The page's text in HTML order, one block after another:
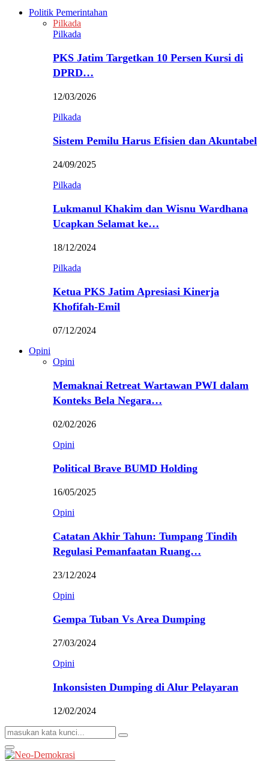
Politik Pemerintahan
Pilkada
Pilkada
PKS Jatim Targetkan 10 Persen Kursi di
DPRD…
12/03/2026
Pilkada
Sistem Pemilu Harus Efisien dan Akuntabel
24/09/2025
Pilkada
Lukmanul Khakim dan Wisnu Wardhana
Ucapkan Selamat ke…
18/12/2024
Pilkada
Ketua PKS Jatim Apresiasi Kinerja
Khofifah-Emil
07/12/2024
Opini
Opini
Memaknai Retreat Wartawan PWI dalam
Konteks Bela Negara…
02/02/2026
Opini
Political Brave BUMD Holding
16/05/2025
Opini
Catatan Akhir Tahun: Tumpang Tindih
Regulasi Pemanfaatan Ruang…
23/12/2024
Opini
Gempa Tuban Vs Area Dumping
27/03/2024
Opini
Inkonsisten Dumping di Alur Pelayaran
12/02/2024
Search
for:
Search
Primary